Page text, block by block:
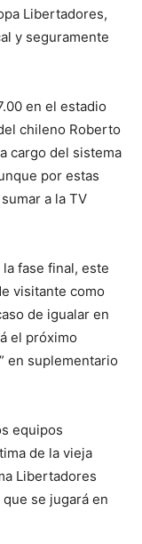
Libertadores,
y seguramente
en el estadio
chileno Roberto
cargo del sistema
por estas
a la TV
fase final, este
visitante como
de igualar en
el próximo
en suplementario
equipos
de la vieja
Libertadores
se jugará en